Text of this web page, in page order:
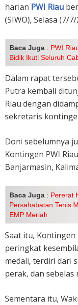
harian PWI Riau
(SIWO), Selasa (7/
Baca Juga : PWI
Bidik Ikuti Seluruh
Dalam rapat
Putra kembali
Riau dengan
sekretaris
Doni sebelumnya
Kontingen PWI
Banjarmasin,
Baca Juga : Pererat
Persahabatan Tenis
EMP Meriah
Saat itu, Kontingen
peringkat
medali, terdiri dari
perak, dan sebelas
Sementara itu,